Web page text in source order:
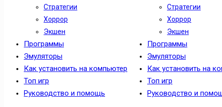
Стратегии
Хоррор
Экшен
Программы
Эмуляторы
Как установить на компьютер
Топ игр
Руководство и помощь
Стратегии
Хоррор
Экшен
Программы
Эмуляторы
Как установить на
Топ игр
Руководство и